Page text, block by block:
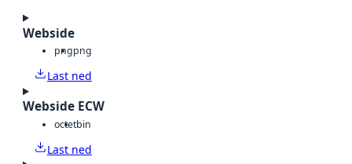
Webside
pngpng
Last ned
Webside ECW
octetbin
Last ned